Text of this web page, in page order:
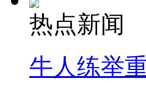
热点新闻
牛人练举